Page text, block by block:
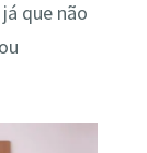
que não